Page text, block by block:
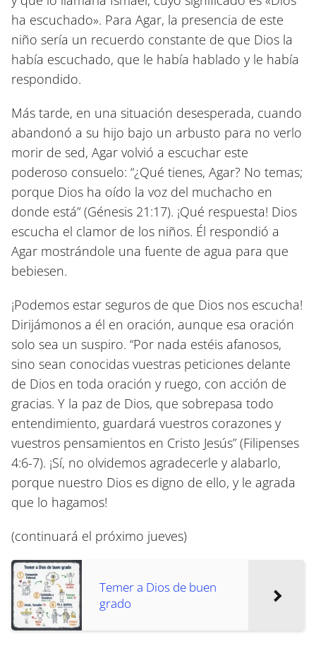
ha escuchado». Para Agar, la presencia de este
niño sería un recuerdo constante de que Dios la
había escuchado, que le había hablado y le había
respondido.
Más tarde, en una situación desesperada, cuando
abandonó a su hijo bajo un arbusto para no verlo
morir de sed, Agar volvió a escuchar este
poderoso consuelo: “¿Qué tienes, Agar? No temas;
porque Dios ha oído la voz del muchacho en
donde está” (Génesis 21:17). ¡Qué respuesta! Dios
escucha el clamor de los niños. Él respondió a
Agar mostrándole una fuente de agua para que
bebiesen.
¡Podemos estar seguros de que Dios nos escucha!
Dirijámonos a él en oración, aunque esa oración
solo sea un suspiro. “Por nada estéis afanosos,
sino sean conocidas vuestras peticiones delante
de Dios en toda oración y ruego, con acción de
gracias. Y la paz de Dios, que sobrepasa todo
entendimiento, guardará vuestros corazones y
vuestros pensamientos en Cristo Jesús” (Filipenses
4:6-7). ¡Sí, no olvidemos agradecerle y alabarlo,
porque nuestro Dios es digno de ello, y le agrada
que lo hagamos!
(continuará el próximo jueves)
Temer a Dios de buen
grado